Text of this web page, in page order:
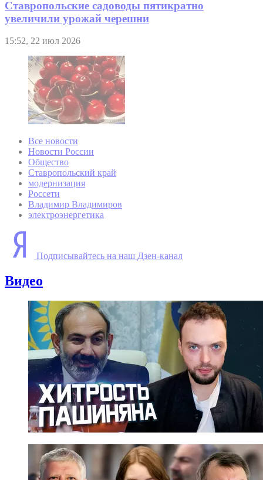
Ставропольские садоводы пятикратно
увеличили урожай черешни
15:52, 22 июл 2026
Все новости
Новости России
Общество
Ставропольский край
модернизация
Россети
Владимир Владимиров
электроэнергетика
Подписывайтесь на наш Дзен-канал
Видео